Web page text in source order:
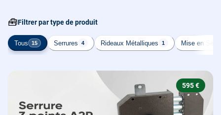
🧰Filtrer par type de produit
Tous 15 Serrures 4 Rideaux Métalliques 1 Mise en
595 €